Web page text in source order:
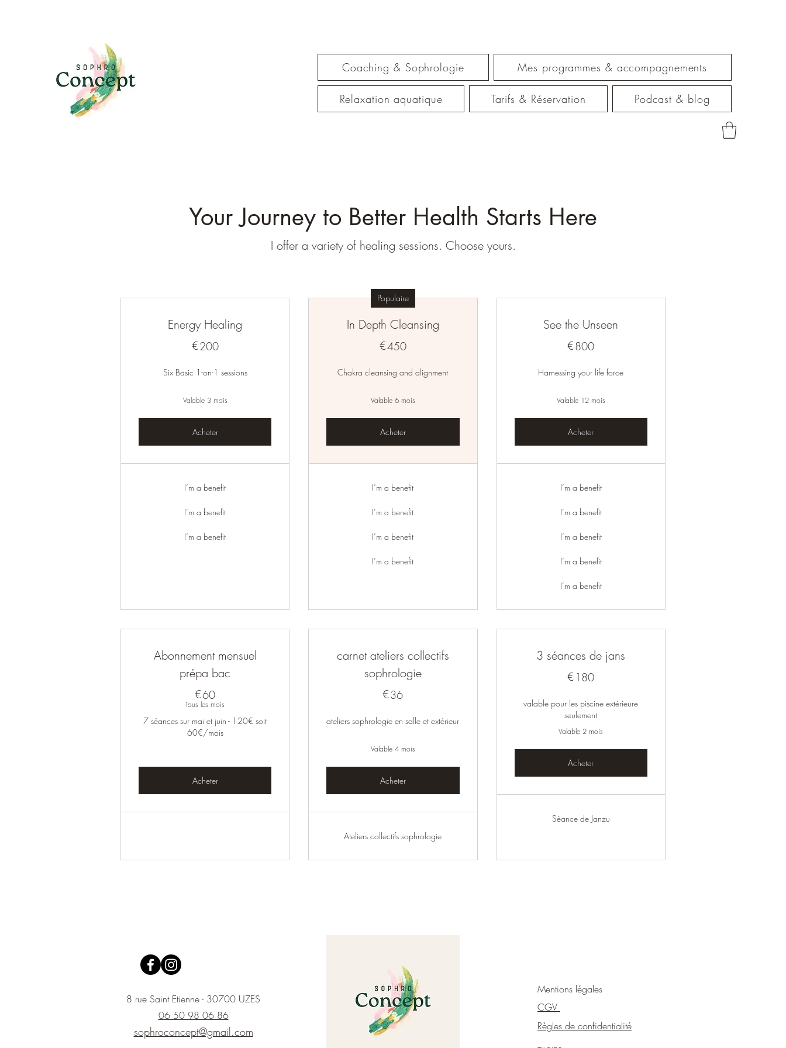
Coaching & Sophrologie Mes programmes & accompagnements
Relaxation aquatique Tarifs & Réservation Podcast & blog
Your Journey to Better Health Starts Here
I offer a variety of healing sessions. Choose yours.
Energy Healing
€200200€
Six Basic 1-on-1 sessions
Valable 3 mois
Acheter
I’m a benefit
I’m a benefit
I’m a benefit
Populaire
In Depth Cleansing
€450450€
Chakra cleansing and alignment
Valable 6 mois
Acheter
I’m a benefit
I’m a benefit
I’m a benefit
I’m a benefit
See the Unseen
€800
Harnessing your life force
Valable 12 mois
Acheter
I’m a benefit
I’m a benefit
I’m a benefit
I’m a benefit
I’m a benefit
Abonnement mensuel
prépa bac
€60
Tous les mois
7 séances sur mai et juin - 120€ soit
60€/mois
Acheter
carnet ateliers collectifs
sophrologie
€36
ateliers sophrologie en salle et extérieur
Valable 4 mois
Acheter
Ateliers collectifs sophrologie
3 séances de jans
€ 180
valable pour les piscine extérieure
seulement
Valable 2 mois
Acheter
Séance de Janzu
8 rue Saint Etienne - 30700 UZES
06 50 98 06 86
sophroconcept@gmail.com
Mentions légales
CGV
Règles de confidentialité